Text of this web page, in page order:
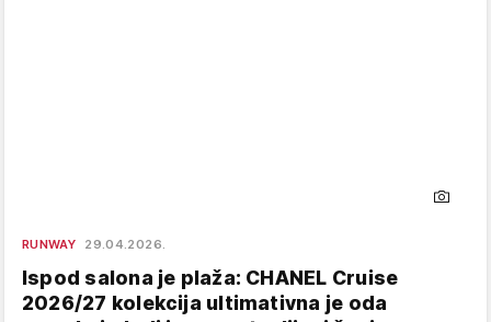
RUNWAY 29.04.2026.
Ispod salona je plaža: CHANEL Cruise
2026/27 kolekcija ultimativna je oda